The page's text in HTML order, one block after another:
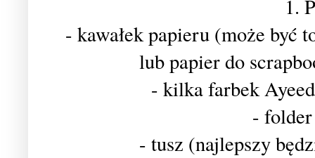
1.
- kawałek papieru (może być
lub papier do
- kilka farbek
-
- tusz (najlepszy